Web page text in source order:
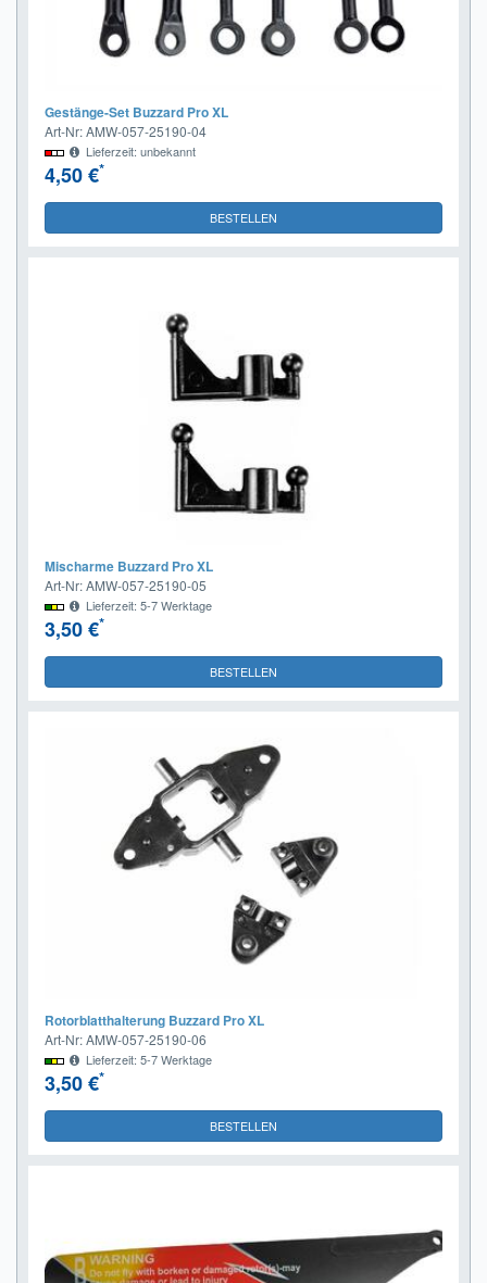
Gestänge-Set Buzzard Pro XL
Art-Nr: AMW-057-25190-04
Lieferzeit: unbekannt
4,50 €*
BESTELLEN
Mischarme Buzzard Pro XL
Art-Nr: AMW-057-25190-05
Lieferzeit: 5-7 Werktage
3,50 €*
BESTELLEN
Rotorblatthalterung Buzzard Pro XL
Art-Nr: AMW-057-25190-06
Lieferzeit: 5-7 Werktage
3,50 €*
BESTELLEN